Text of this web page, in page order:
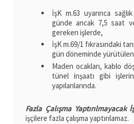
İşK m.63 uyarınca
günde ancak 7,5 saat ve
gereken işlerde,
İşK m.69/1 fıkrasındaki
gün döneminde
Maden ocakları, kablo
tünel inşaatı gibi
yapılanlarında.
Fazla Çalışma Yaptırılmayacak
işçilere fazla çalışma yaptırılamaz.